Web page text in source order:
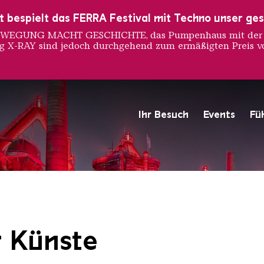
Ihr Besuch Events
Hochofengruppe in Rot
Copyright: Weltkulturerbe
Künste
bespielt das FERRA Festival mit Techno unser
MACHT GESCHICHTE, das Pumpenhaus mit
RAY sind jedoch durchgehend zum ermäßigten Preis